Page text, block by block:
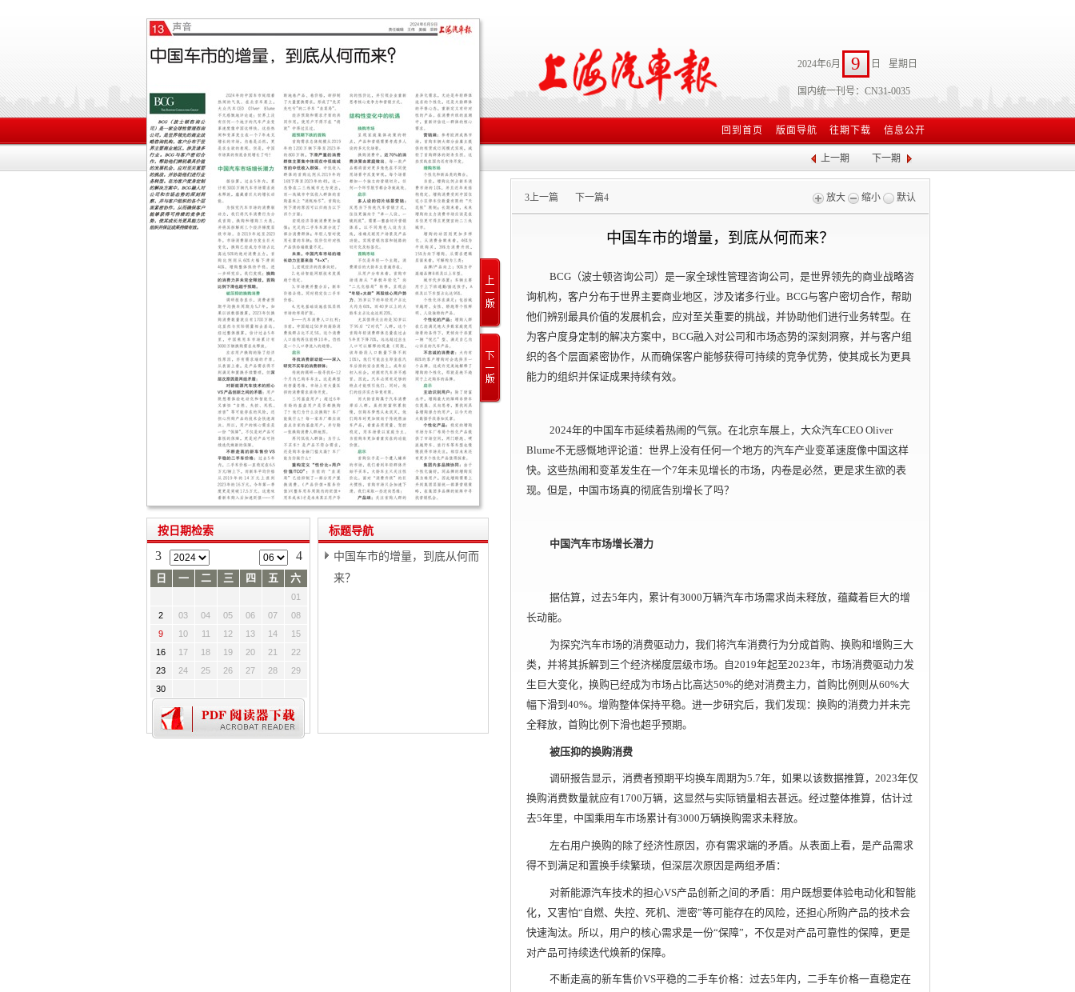
2024年6月 9 日 星期日
国内统一刊号：CN31-0035
回到首页 版面导航 往期下载 信息公开
上一期 下一期
标题导航
中国车市的增量，到底从何而
来？
按日期检索
3 4
日 一 二 三 四 五 六
01
2
03 04 05 06 07
08
9
10 11 12 13 14
15
16
17 18 19 20 21
22
23
24 25 26 27 28
29
30
3上一篇 下一篇4 放大 缩小 默认
中国车市的增量，到底从何而来？
BCG（波士顿咨询公司）是一家全球性管理咨询公司，是世界领先的商业战略咨
询机构，客户分布于世界主要商业地区，涉及诸多行业。BCG与客户密切合作，帮助
他们辨别最具价值的发展机会，应对至关重要的挑战，并协助他们进行业务转型。在
为客户度身定制的解决方案中，BCG融入对公司和市场态势的深刻洞察，并与客户组
织的各个层面紧密协作，从而确保客户能够获得可持续的竞争优势，使其成长为更具
能力的组织并保证成果持续有效。
2024年的中国车市延续着热闹的气氛。在北京车展上，大众汽车CEO Oliver
Blume不无感慨地评论道：世界上没有任何一个地方的汽车产业变革速度像中国这样
快。这些热闹和变革发生在一个7年未见增长的市场，内卷是必然，更是求生欲的表
现。但是，中国市场真的彻底告别增长了吗？
中国汽车市场增长潜力
据估算，过去5年内，累计有3000万辆汽车市场需求尚未释放，蕴藏着巨大的增
长动能。
为探究汽车市场的消费驱动力，我们将汽车消费行为分成首购、换购和增购三大
类，并将其拆解到三个经济梯度层级市场。自2019年起至2023年，市场消费驱动力发
生巨大变化，换购已经成为市场占比高达50%的绝对消费主力，首购比例则从60%大
幅下滑到40%。增购整体保持平稳。进一步研究后，我们发现：换购的消费力并未完
全释放，首购比例下滑也超乎预期。
被压抑的换购消费
调研报告显示，消费者预期平均换车周期为5.7年，如果以该数据推算，2023年仅
换购消费数量就应有1700万辆，这显然与实际销量相去甚远。经过整体推算，估计过
去5年里，中国乘用车市场累计有3000万辆换购需求未释放。
左右用户换购的除了经济性原因，亦有需求端的矛盾。从表面上看，是产品需求
得不到满足和置换手续繁琐，但深层次原因是两组矛盾：
对新能源汽车技术的担心VS产品创新之间的矛盾：用户既想要体验电动化和智能
化，又害怕“自燃、失控、死机、泄密”等可能存在的风险，还担心所购产品的技术会
快速淘汰。所以，用户的核心需求是一份“保障”，不仅是对产品可靠性的保障，更是
对产品可持续迭代焕新的保障。
不断走高的新车售价VS平稳的二手车价格：过去5年内，二手车价格一直稳定在